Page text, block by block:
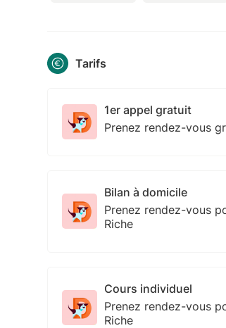
Tarifs
1er appel gratuit
Prenez rendez-vous
Bilan à domicile
Prenez rendez-vous
Riche
Cours individuel
Prenez rendez-vous
Riche